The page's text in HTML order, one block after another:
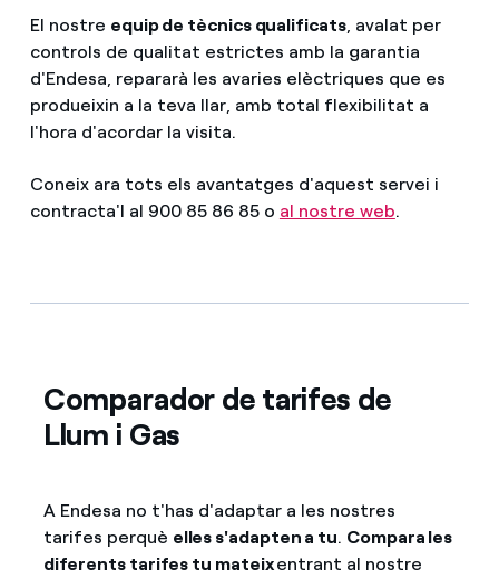
El nostre equip de tècnics qualificats, avalat per
controls de qualitat estrictes amb la garantia
d'Endesa, repararà les avaries elèctriques que es
produeixin a la teva llar, amb total flexibilitat a
l'hora d'acordar la visita.
Coneix ara tots els avantatges d'aquest servei i
contracta'l al 900 85 86 85 o al nostre web.
Comparador de tarifes de
Llum i Gas
A Endesa no t'has d'adaptar a les nostres
tarifes perquè elles s'adapten a tu. Compara les
diferents tarifes tu mateixentrant al nostre